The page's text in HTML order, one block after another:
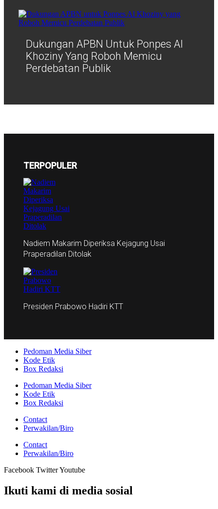
Dukungan APBN Untuk Ponpes Al
Khoziny Yang Roboh Memicu
Perdebatan Publik
TERPOPULER
Nadiem Makarim Diperiksa Kejagung Usai
Praperadilan Ditolak
Presiden Prabowo Hadiri KTT
Pedoman Media Siber
Kode Etik
Box Redaksi
Pedoman Media Siber
Kode Etik
Box Redaksi
Contact
Perwakilan/Biro
Contact
Perwakilan/Biro
Facebook TwitterYoutube
Ikuti kami di media sosial